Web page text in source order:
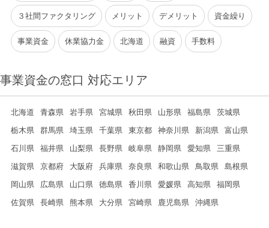
３社間ファクタリング メリット デメリット 資金繰り
事業資金 休業協力金 北海道 融資 手数料
事業資金の窓口 対応エリア
北海道 青森県 岩手県 宮城県 秋田県 山形県 福島県
茨城県
栃木県
群馬県 埼玉県 千葉県 東京都 神奈川県 新潟県
富山県
石川県
福井県 山梨県 長野県 岐阜県 静岡県 愛知県
三重県
滋賀県
京都府 大阪府 兵庫県 奈良県 和歌山県 鳥取県
島根県
岡山県
広島県 山口県 徳島県 香川県 愛媛県 高知県
福岡県
佐賀県
長崎県 熊本県 大分県 宮崎県 鹿児島県 沖縄県